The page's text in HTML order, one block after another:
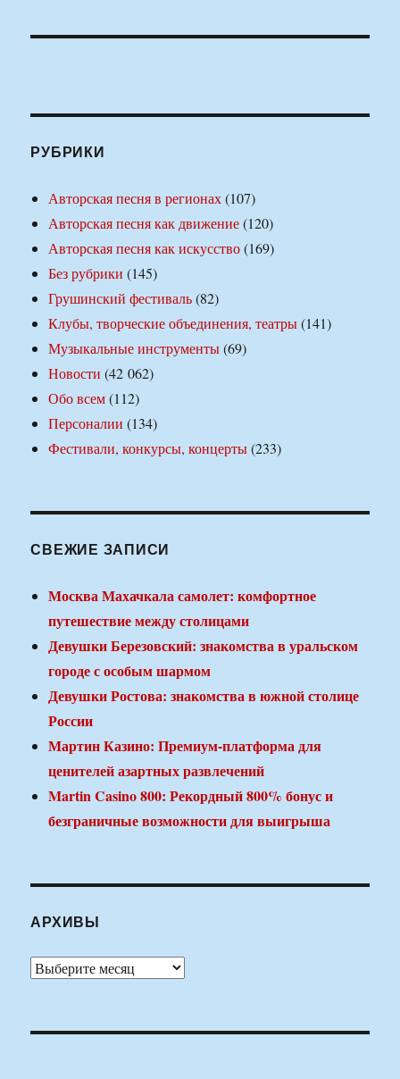
РУБРИКИ
Авторская песня в регионах(107)
Авторская песня как движение(120)
Авторская песня как искусство(169)
Без рубрики (145)
Грушинский фестиваль(82)
Клубы, творческие объединения, театры(141)
Музыкальные инструменты(69)
Новости (42 062)
Обо всем(112)
Персоналии (134)
Фестивали, конкурсы, концерты(233)
СВЕЖИЕ ЗАПИСИ
Москва Махачкала самолет: комфортное
путешествие между столицами
Девушки Березовский: знакомства в уральском
городе с особым шармом
Девушки Ростова: знакомства в южной столице
России
Мартин Казино: Премиум-платформа для
ценителей азартных развлечений
Martin Casino 800: Рекордный 800% бонус и
безграничные возможности для выигрыша
АРХИВЫ
Архивы